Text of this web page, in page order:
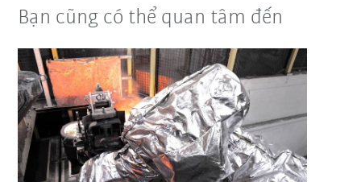
Bạn cũng có thể quan tâm đến